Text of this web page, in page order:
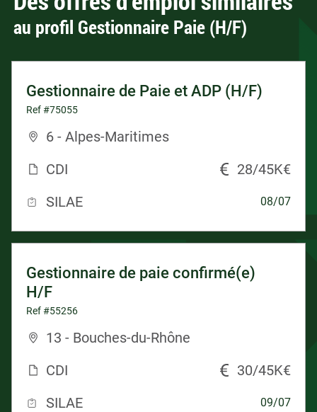
au profil Gestionnaire Paie (H/F)
Gestionnaire de Paie et ADP (H/F)
Ref #75055
6 - Alpes-Maritimes
CDI
28/45K€
SILAE
08/07
Gestionnaire de paie confirmé(e)
H/F
Ref #55256
13 - Bouches-du-Rhône
CDI
30/45K€
SILAE
09/07